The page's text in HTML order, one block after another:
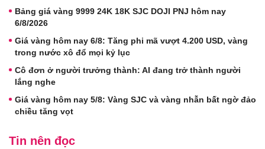
Bảng giá vàng 9999 24K 18K SJC DOJI PNJ hôm nay
6/8/2026
Giá vàng hôm nay 6/8: Tăng phi mã vượt 4.200 USD, vàng
trong nước xô đổ mọi kỷ lục
Cô đơn ở người trưởng thành: AI đang trở thành người
lắng nghe
Giá vàng hôm nay 5/8: Vàng SJC và vàng nhẫn bất ngờ đảo
chiều tăng vọt
Tin nên đọc